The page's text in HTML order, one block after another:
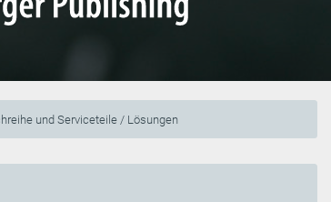
und Serviceteile / Lösungen